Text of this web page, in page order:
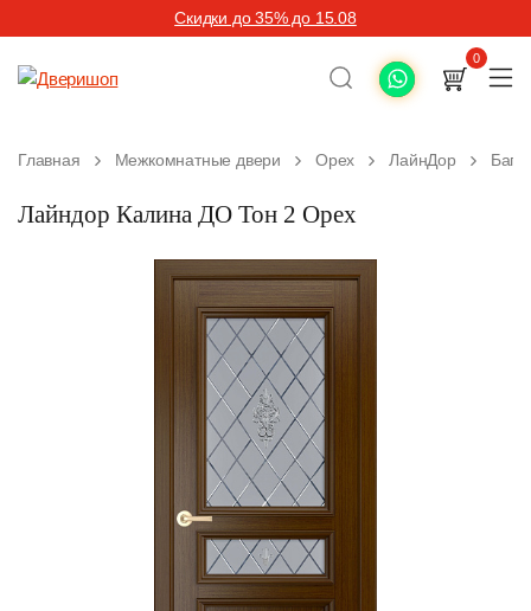
Скидки до 35% до 15.08
0
Главная Межкомнатные двери Орех ЛайнДор
Лайндор Калина ДО Тон 2 Орех